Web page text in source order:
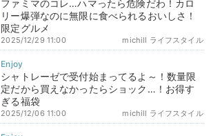
ファミマのコレ…ハマったら危険だわ！カロ
リー爆弾なのに無限に食べられるおいしさ！
限定グルメ
michill ライフスタイル
2025/12/29 11:00
シャトレーゼで受付始まってるよ～！数量限
定だから買えなかったらショック…！お得す
ぎる福袋
michill ライフスタイル
2025/12/06 11:00